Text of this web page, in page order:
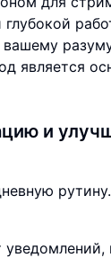
вашему
является
и
уведомлений,